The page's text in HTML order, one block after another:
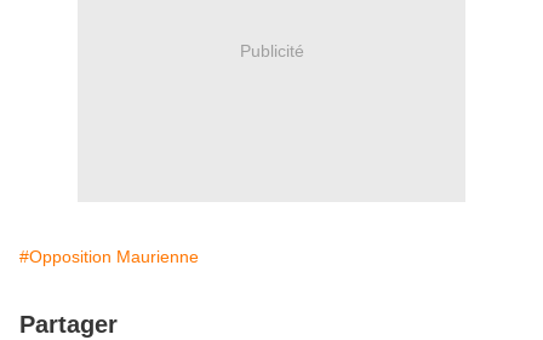
Publicité
#Opposition Maurienne
Partager